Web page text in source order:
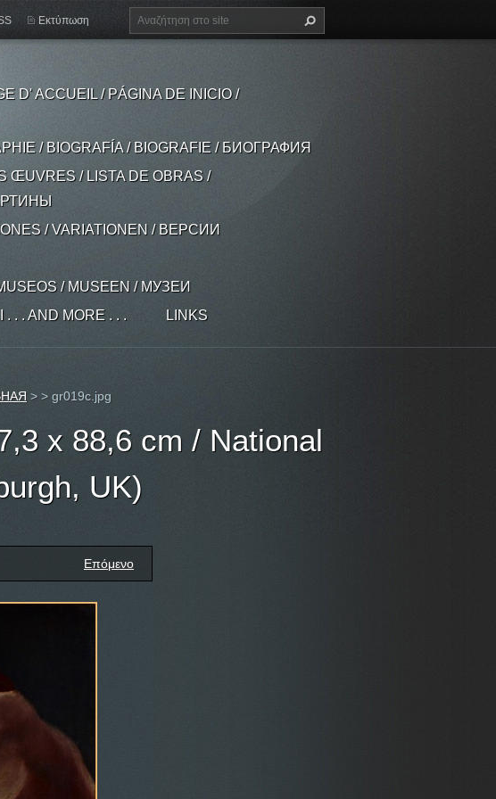
D' ACCUEIL / PÁGINA DE INICIO /
/ BIOGRAFÍA / BIOGRAFIE / БИОГРАФИЯ
ŒUVRES / LISTA DE OBRAS /
/ VARIATIONEN / ВЕРСИИ
/ MUSEEN / МУЗЕИ
. . AND MORE . . .
LINKS
Εκτύπωση
> > gr019c.jpg
x 88,6 cm / National
UK)
Επόμενο